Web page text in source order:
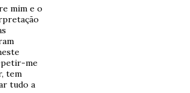
mim e o
me
tem
tudo a